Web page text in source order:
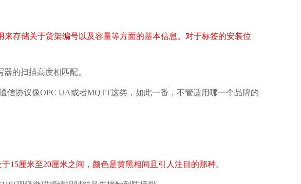
存储关于货架编号以及容量等方面的基本信息。对于标签的安装位
的扫描高度相匹配。
协议像OPC UA或者MQTT这类，如此一番，不管适用哪一个品牌的
15厘米至20厘米之间，颜色是黄黑相间且引人注目的那种。